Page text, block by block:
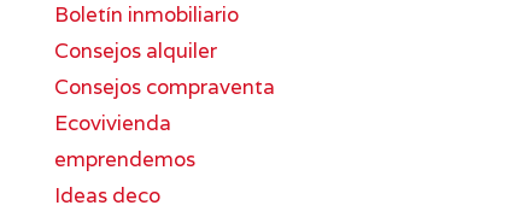
Boletín inmobiliario
Consejos alquiler
Consejos compraventa
Ecovivienda
emprendemos
Ideas deco